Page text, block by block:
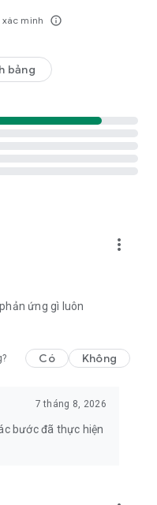
minh info_outline
bảng
more_vert
ứng gì luôn
Có Không
7 tháng 8, 2026
bước đã thực hiện